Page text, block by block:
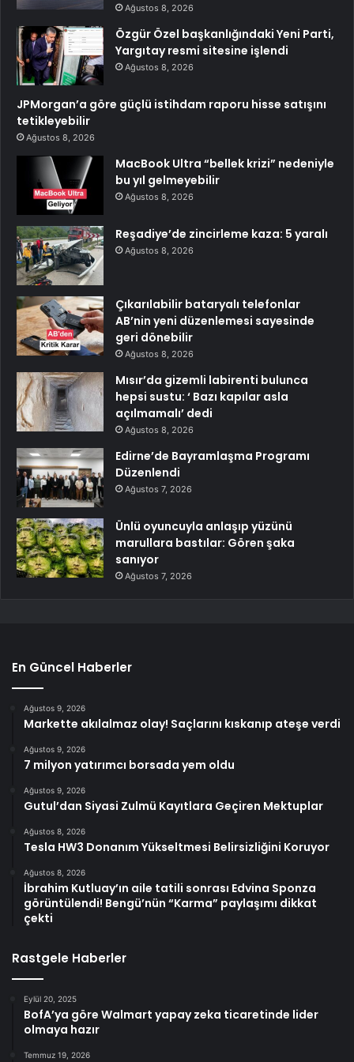
Ağustos 8, 2026
Özgür Özel başkanlığındaki Yeni Parti,
Yargıtay resmi sitesine işlendi
Ağustos 8, 2026
JPMorgan’a göre güçlü istihdam raporu hisse satışını
tetikleyebilir
Ağustos 8, 2026
MacBook Ultra “bellek krizi” nedeniyle
bu yıl gelmeyebilir
Ağustos 8, 2026
Reşadiye’de zincirleme kaza: 5 yaralı
Ağustos 8, 2026
Çıkarılabilir bataryalı telefonlar
AB’nin yeni düzenlemesi sayesinde
geri dönebilir
Ağustos 8, 2026
Mısır’da gizemli labirenti bulunca
hepsi sustu: ‘ Bazı kapılar asla
açılmamalı’ dedi
Ağustos 8, 2026
Edirne’de Bayramlaşma Programı
Düzenlendi
Ağustos 7, 2026
Ünlü oyuncuyla anlaşıp yüzünü
marullara bastılar: Gören şaka
sanıyor
Ağustos 7, 2026
En Güncel Haberler
Ağustos 9, 2026
Markette akılalmaz olay! Saçlarını kıskanıp ateşe verdi
Ağustos 9, 2026
7 milyon yatırımcı borsada yem oldu
Ağustos 9, 2026
Gutul’dan Siyasi Zulmü Kayıtlara Geçiren Mektuplar
Ağustos 8, 2026
Tesla HW3 Donanım Yükseltmesi Belirsizliğini Koruyor
Ağustos 8, 2026
İbrahim Kutluay’ın aile tatili sonrası Edvina Sponza
görüntülendi! Bengü’nün “Karma” paylaşımı dikkat
çekti
Rastgele Haberler
Eylül 20, 2025
BofA’ya göre Walmart yapay zeka ticaretinde lider
olmaya hazır
Temmuz 19, 2026